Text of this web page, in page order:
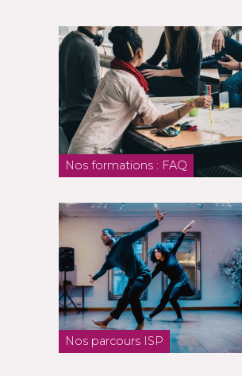
Nos formations : FAQ
Nos parcours ISP